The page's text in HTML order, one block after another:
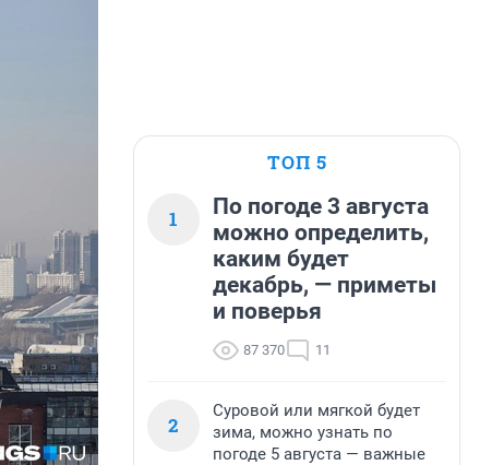
ТОП 5
1
По погоде 3 августа
можно определить,
каким будет
декабрь, — приметы
и поверья
87 370 11
2
Суровой или мягкой будет
зима, можно узнать по
погоде 5 августа — важные